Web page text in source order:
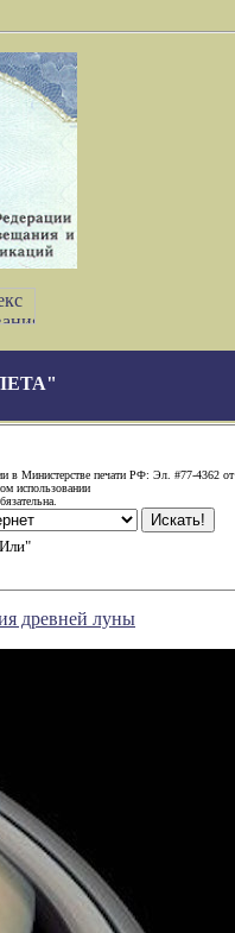
в Министерстве печати РФ: Эл. #77-4362 от
использовании
древней луны